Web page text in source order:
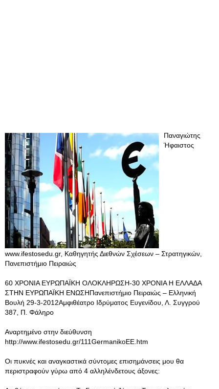
Παναγιώτης
Ήφαιστος
www.ifestosedu.gr, Καθηγητής Διεθνών Σχέσεων – Στρατηγικών,
Πανεπιστήμιο Πειραιώς
60 ΧΡΟΝΙΑ ΕΥΡΩΠΑΪΚΗ ΟΛΟΚΛΗΡΩΣΗ-30 ΧΡΟΝΙΑ Η ΕΛΛΑΔΑ
ΣΤΗΝ ΕΥΡΩΠΑΪΚΗ ΕΝΩΣΗΠανεπιστήμιο Πειραιώς – Ελληνική
Βουλή 29-3-2012Αμφιθέατρο Ιδρύματος Ευγενίδου, Λ. Συγγρού
387, Π. Φάληρο
Αναρτημένο στην διεύθυνση
http://www.ifestosedu.gr/111GermanikoEE.htm
Οι πυκνές και αναγκαστικά σύντομες επισημάνσεις μου θα
περιστραφούν γύρω από 4 αλληλένδετους άξονες: